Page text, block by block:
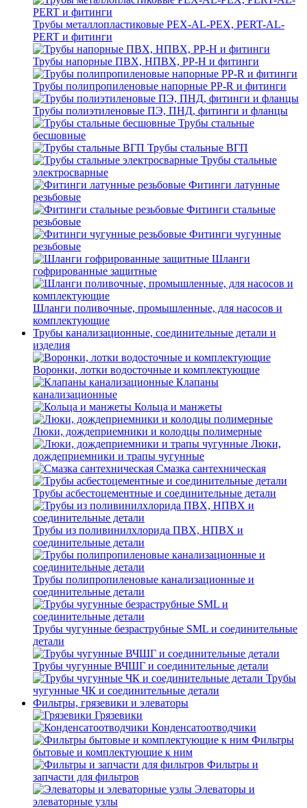
Трубы металлопластиковые PEX-AL-PEX, PERT-AL-
PERT и фитинги
Трубы напорные ПВХ, НПВХ, PP-H и фитинги
Трубы полипропиленовые напорные PP-R и фитинги
Трубы полиэтиленовые ПЭ, ПНД, фитинги и фланцы
Трубы стальные
бесшовные
Трубы стальные ВГП
Трубы стальные
электросварные
Фитинги латунные
резьбовые
Фитинги стальные
резьбовые
Фитинги чугунные
резьбовые
Шланги
гофрированные защитные
Шланги поливочные, промышленные, для насосов и
комплектующие
Трубы канализационные, соединительные детали и
изделия
Воронки, лотки водосточные и комплектующие
Клапаны
канализационные
Кольца и манжеты
Люки, дождеприемники и колодцы полимерные
Люки,
дождеприемники и трапы чугунные
Смазка сантехническая
Трубы асбестоцементные и соединительные детали
Трубы из поливинилхлорида ПВХ, НПВХ и
соединительные детали
Трубы полипропиленовые канализационные и
соединительные детали
Трубы чугунные безраструбные SML и соединительные
детали
Трубы чугунные ВЧШГ и соединительные детали
Трубы
чугунные ЧК и соединительные детали
Фильтры, грязевики и элеваторы
Грязевики
Конденсатоотводчики
Фильтры
бытовые и комплектующие к ним
Фильтры и
запчасти для фильтров
Элеваторы и
элеваторные узлы